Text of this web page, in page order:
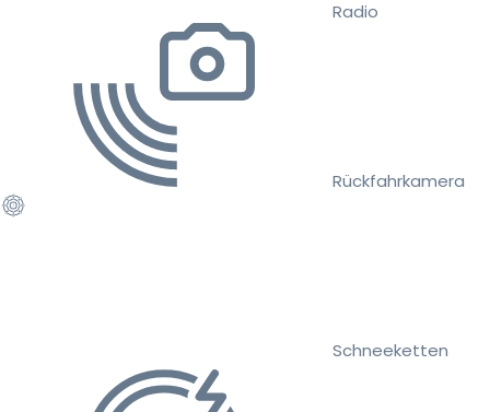
Radio
Rückfahrkamera
Schneeketten